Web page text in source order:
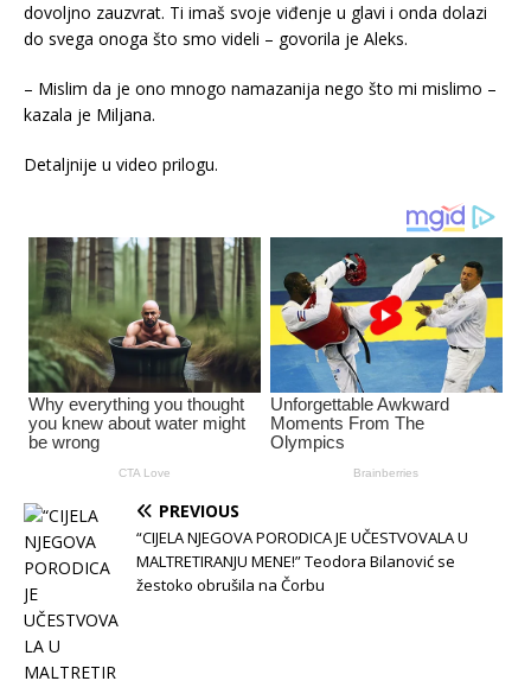
dovoljno zauzvrat. Ti imaš svoje viđenje u glavi i onda dolazi
do svega onoga što smo videli – govorila je Aleks.
– Mislim da je ono mnogo namazanija nego što mi mislimo –
kazala je Miljana.
Detaljnije u video prilogu.
PREVIOUS
“CIJELA NJEGOVA PORODICA JE UČESTVOVALA U
MALTRETIRANJU MENE!” Teodora Bilanović se
žestoko obrušila na Čorbu